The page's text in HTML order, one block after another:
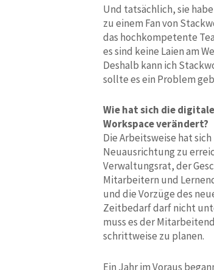
Und tatsächlich, sie
zu einem Fan von
das hochkompetente
es sind keine Laien am
Deshalb kann ich
sollte es ein Problem
Wie hat sich die
Workspace verändert?
Die Arbeitsweise hat
Neuausrichtung zu
Verwaltungsrat, der
Mitarbeitern und
und die Vorzüge des
Zeitbedarf darf nicht
muss es der
schrittweise zu planen.
Ein Jahr im Voraus